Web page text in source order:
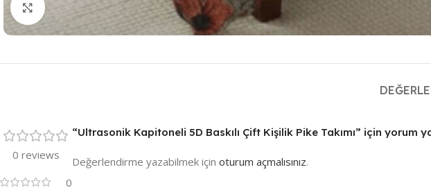
Resmi Büyüt
0 reviews
0
“Ultrasonik Kapitoneli 5D Baskılı Çift Kişilik Pike Takımı” için yorum
Değerlendirme yazabilmek için oturum açmalısınız.